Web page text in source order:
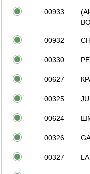
00933
00932
00330
00627
00325
00624
00326
00327